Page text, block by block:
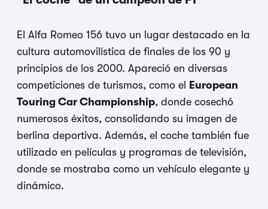
El Alfa Romeo 156 tuvo un lugar destacado en la
cultura automovilística de finales de los 90 y
principios de los 2000. Apareció en diversas
competiciones de turismos, como el
European
Touring Car Championship, donde cosechó
numerosos éxitos, consolidando su imagen de
berlina deportiva. Además, el coche también fue
utilizado en películas y programas de televisión,
donde se mostraba como un vehículo elegante y
dinámico.